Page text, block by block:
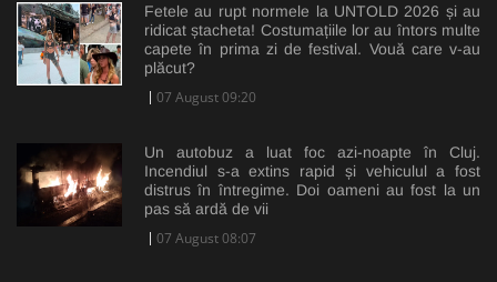
Fetele au rupt normele la UNTOLD 2026 și au
ridicat ștacheta! Costumațiile lor au întors multe
capete în prima zi de festival. Vouă care v-au
plăcut?
07 August 09:20
Un autobuz a luat foc azi-noapte în Cluj.
Incendiul s-a extins rapid și vehiculul a fost
distrus în întregime. Doi oameni au fost la un
pas să ardă de vii
07 August 08:07